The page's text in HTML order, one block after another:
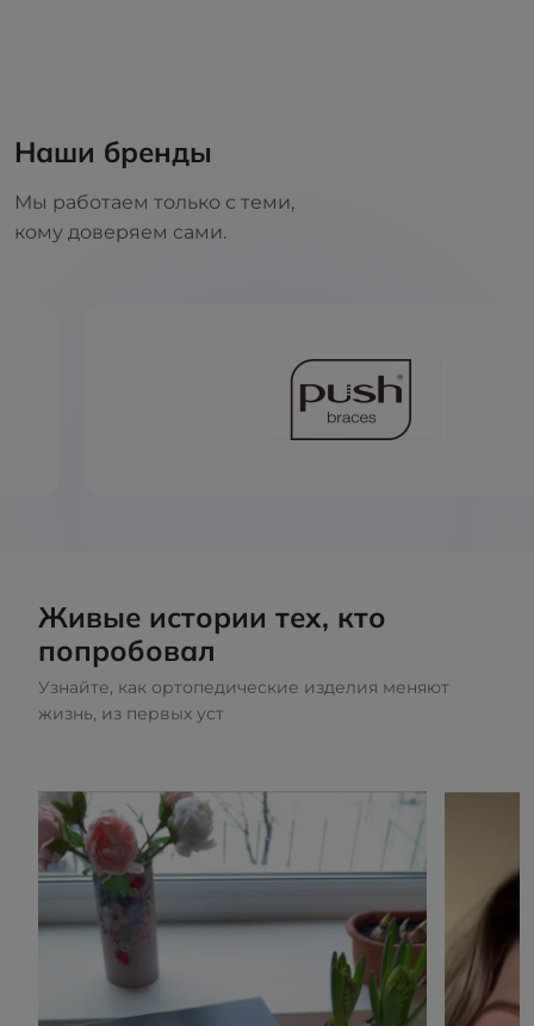
Наши бренды
Мы работаем только с теми,
кому доверяем сами.
Живые истории тех, кто
попробовал
Узнайте, как ортопедические изделия меняют
жизнь, из первых уст